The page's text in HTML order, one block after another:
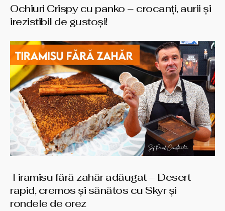
Ochiuri Crispy cu panko – crocanți, aurii și
irezistibil de gustoși!
Tiramisu fără zahăr adăugat – Desert
rapid, cremos și sănătos cu Skyr și
rondele de orez